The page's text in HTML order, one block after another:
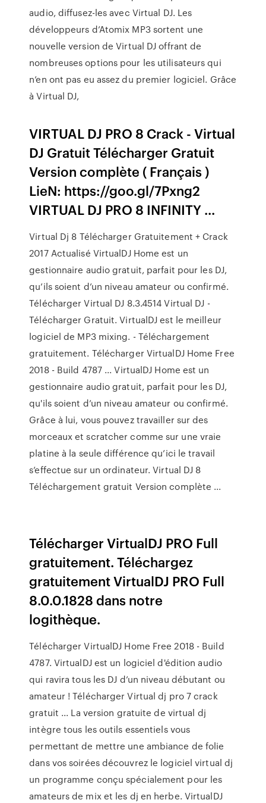
audio, diffusez-les avec Virtual DJ. Les
développeurs d’Atomix MP3 sortent une
nouvelle version de Virtual DJ offrant de
nombreuses options pour les utilisateurs qui
n’en ont pas eu assez du premier logiciel. Grâce
à Virtual DJ,
VIRTUAL DJ PRO 8 Crack - Virtual
DJ Gratuit Télécharger Gratuit
Version complète ( Français )
LieN: https://goo.gl/7Pxng2
VIRTUAL DJ PRO 8 INFINITY ...
Virtual Dj 8 Télécharger Gratuitement + Crack
2017 Actualisé VirtualDJ Home est un
gestionnaire audio gratuit, parfait pour les DJ,
qu’ils soient d’un niveau amateur ou confirmé.
Télécharger Virtual DJ 8.3.4514 Virtual DJ -
Télécharger Gratuit. VirtualDJ est le meilleur
logiciel de MP3 mixing. - Téléchargement
gratuitement. Télécharger VirtualDJ Home Free
2018 - Build 4787 ... VirtualDJ Home est un
gestionnaire audio gratuit, parfait pour les DJ,
qu'ils soient d’un niveau amateur ou confirmé.
Grâce à lui, vous pouvez travailler sur des
morceaux et scratcher comme sur une vraie
platine à la seule différence qu’ici le travail
s’effectue sur un ordinateur. Virtual DJ 8
Téléchargement gratuit Version complète ...
Télécharger VirtualDJ PRO Full
gratuitement. Téléchargez
gratuitement VirtualDJ PRO Full
8.0.0.1828 dans notre
logithèque.
Télécharger VirtualDJ Home Free 2018 - Build
4787. VirtualDJ est un logiciel d'édition audio
qui ravira tous les DJ d’un niveau débutant ou
amateur ! Télécharger Virtual dj pro 7 crack
gratuit ... La version gratuite de virtual dj
intègre tous les outils essentiels vous
permettant de mettre une ambiance de folie
dans vos soirées découvrez le logiciel virtual dj
un programme conçu spécialement pour les
amateurs de mix et les dj en herbe. VirtualDJ